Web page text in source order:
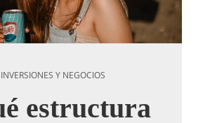
INVERSIONES Y NEGOCIOS
estructura